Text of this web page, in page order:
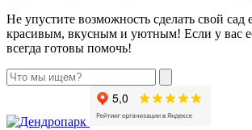
Не упустите возможность сделать свой сад
красивым, вкусным и уютным! Если у вас
всегда готовы помочь!